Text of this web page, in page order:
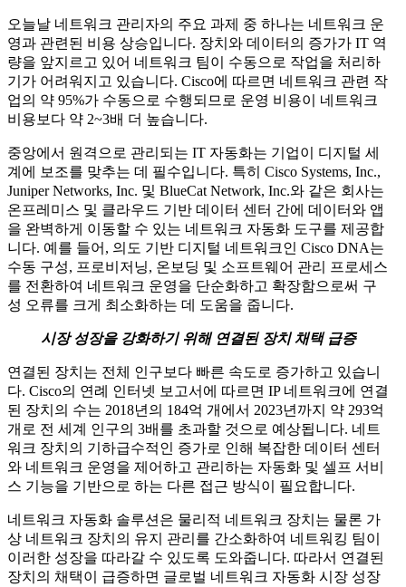
오늘날 네트워크 관리자의 주요 과제 중 하나는 네트워크 운
영과 관련된 비용 상승입니다. 장치와 데이터의 증가가 IT 역
량을 앞지르고 있어 네트워크 팀이 수동으로 작업을 처리하
기가 어려워지고 있습니다. Cisco에 따르면 네트워크 관련 작
업의 약 95%가 수동으로 수행되므로 운영 비용이 네트워크
비용보다 약 2~3배 더 높습니다.
중앙에서 원격으로 관리되는 IT 자동화는 기업이 디지털 세
계에 보조를 맞추는 데 필수입니다. 특히 Cisco Systems, Inc.,
Juniper Networks, Inc. 및 BlueCat Network, Inc.와 같은 회사는
온프레미스 및 클라우드 기반 데이터 센터 간에 데이터와 앱
을 완벽하게 이동할 수 있는 네트워크 자동화 도구를 제공합
니다. 예를 들어, 의도 기반 디지털 네트워크인 Cisco DNA는
수동 구성, 프로비저닝, 온보딩 및 소프트웨어 관리 프로세스
를 전환하여 네트워크 운영을 단순화하고 확장함으로써 구
성 오류를 크게 최소화하는 데 도움을 줍니다.
시장 성장을 강화하기 위해 연결된 장치 채택 급증
연결된 장치는 전체 인구보다 빠른 속도로 증가하고 있습니
다. Cisco의 연례 인터넷 보고서에 따르면 IP 네트워크에 연결
된 장치의 수는 2018년의 184억 개에서 2023년까지 약 293억
개로 전 세계 인구의 3배를 초과할 것으로 예상됩니다. 네트
워크 장치의 기하급수적인 증가로 인해 복잡한 데이터 센터
와 네트워크 운영을 제어하고 관리하는 자동화 및 셀프 서비
스 기능을 기반으로 하는 다른 접근 방식이 필요합니다.
네트워크 자동화 솔루션은 물리적 네트워크 장치는 물론 가
상 네트워크 장치의 유지 관리를 간소화하여 네트워킹 팀이
이러한 성장을 따라갈 수 있도록 도와줍니다. 따라서 연결된
장치의 채택이 급증하면 글로벌 네트워크 자동화 시장 성장